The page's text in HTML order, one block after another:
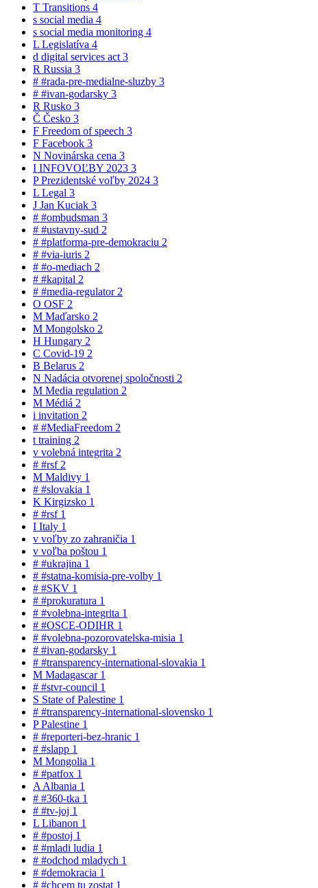
T Transitions 4
s social media 4
s social media monitoring 4
L Legislatíva 4
d digital services act 3
R Russia 3
# #rada-pre-medialne-sluzby 3
# #ivan-godarsky 3
R Rusko 3
Č Česko 3
F Freedom of speech 3
F Facebook 3
N Novinárska cena 3
I INFOVOĽBY 2023 3
PPrezidentské voľby 2024 3
L Legal 3
J Jan Kuciak 3
# #ombudsman 3
# #ustavny-sud 2
# #platforma-pre-demokraciu 2
# #via-iuris 2
# #o-mediach 2
# #kapital 2
# #media-regulator 2
O OSF 2
M Maďarsko 2
M Mongolsko 2
H Hungary 2
C Covid-19 2
B Belarus 2
N Nadácia otvorenej spoločnosti 2
M Media regulation 2
M Médiá 2
i invitation 2
# #MediaFreedom 2
t training 2
v volebná integrita 2
# #rsf 2
M Maldivy 1
# #slovakia 1
K Kirgizsko 1
# #rsf 1
I Italy 1
v voľby zo zahraničia 1
v voľba poštou 1
# #ukrajina 1
# #statna-komisia-pre-volby 1
# #SKV 1
# #prokuratura 1
# #volebna-integrita 1
# #OSCE-ODIHR 1
# #volebna-pozorovatelska-misia 1
# #ivan-godarsky 1
# #transparency-international-slovakia 1
M Madagascar 1
# #stvr-council 1
S State of Palestine 1
# #transparency-international-slovensko 1
PPalestine 1
# #reporteri-bez-hranic 1
# #slapp 1
M Mongolia 1
# #patfox 1
A Albania 1
# #360-tka 1
# #tv-joj 1
L Libanon 1
# #postoj 1
# #mladi ludia 1
# #odchod mladych 1
# #demokracia 1
# #chcem tu zostat 1